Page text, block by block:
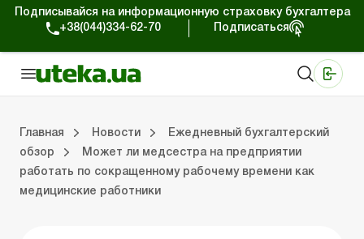
Подписывайся на информационную страховку бухгалтера
+38(044)334-62-70
Подписаться
Главная Новости
Ежедневный бухгалтерский
обзор
Может ли медсестра на предприятии
работать по сокращенному рабочему времени как
медицинские работники